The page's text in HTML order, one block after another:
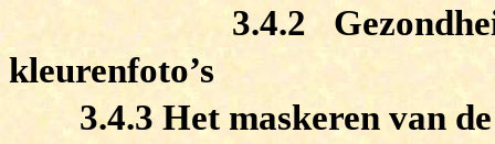
3.4.2
kleurenfoto’s
3.4.3 Het maskeren van